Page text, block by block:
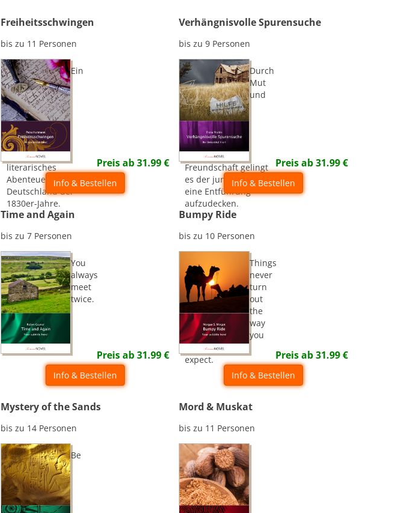
Freiheitsschwingen
bis zu 11 Personen
Ein
literarisches
Abenteuer im
Deutschland der
1830er-Jahre.
Preis ab31.99 €
Info & Bestellen
Verhängnisvolle Spurensuche
bis zu 9 Personen
Durch
Mut
und
Freundschaft gelingt
es der jungen Heldin,
eine Entführung
aufzudecken.
Preis ab31.99€
Info & Bestellen
Time and Again
bis zu 7 Personen
You
always
meet
twice.
Preis ab31.99 €
Info & Bestellen
Bumpy Ride
bis zu 10 Personen
Things
never
turn
out
the
way
you
expect. Preis ab31.99€
Info & Bestellen
Mystery of the Sands
bis zu 14 Personen
Be
Mord & Muskat
bis zu 11 Personen